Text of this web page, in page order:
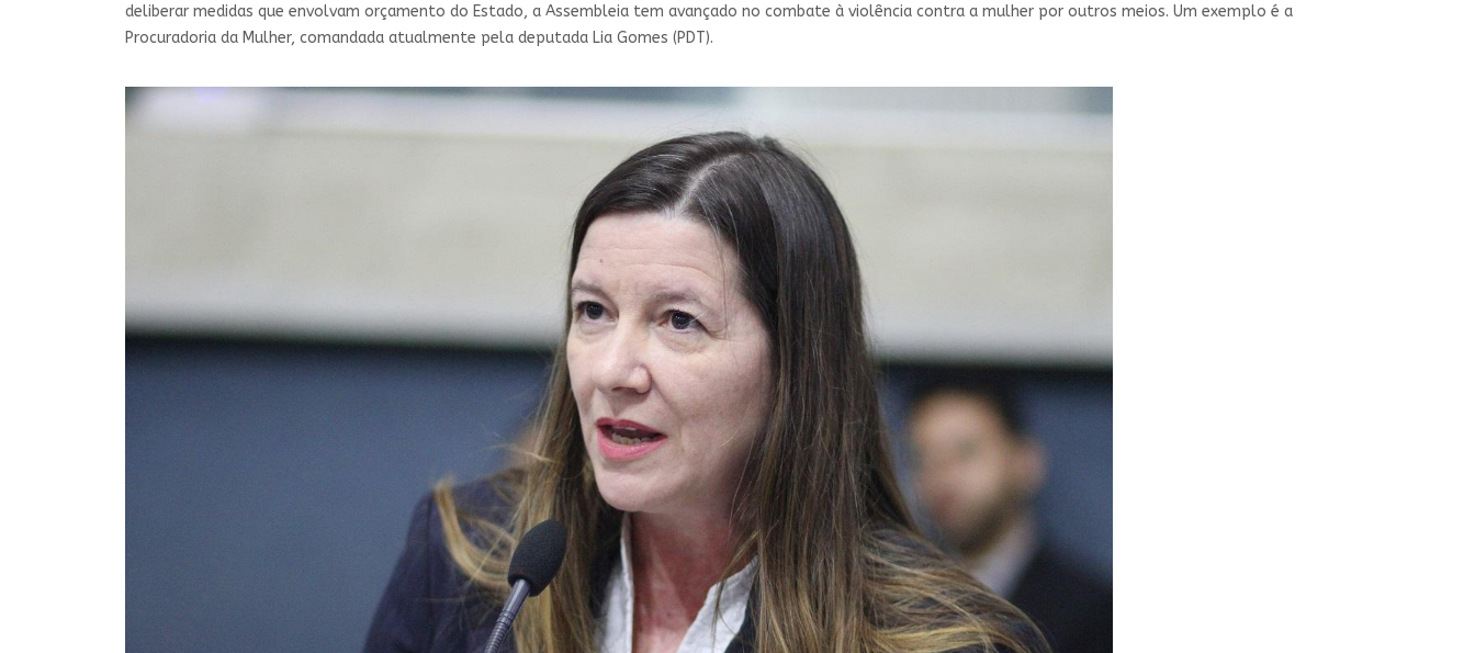
deliberar medidas que envolvam orçamento do Estado, a Assembleia tem avançado no combate à violência contra a mulher por outros meios. Um exemplo é a
Procuradoria da Mulher, comandada atualmente pela deputada Lia Gomes (PDT).